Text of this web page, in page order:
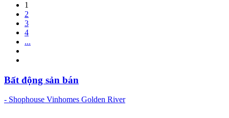
1
2
3
4
...
Bất động sản bán
- Shophouse Vinhomes Golden River